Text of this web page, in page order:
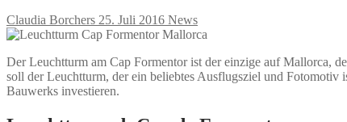
Claudia Borchers 25. Juli 2016 News
Der Leuchtturm am Cap Formentor ist der einzige auf Mallorca,
soll der Leuchtturm, der ein beliebtes Ausflugsziel und
Bauwerks investieren.